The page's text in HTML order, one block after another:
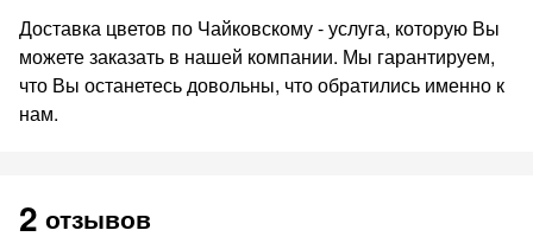
Доставка цветов по Чайковскому - услуга, которую Вы
можете заказать в нашей компании. Мы гарантируем,
что Вы останетесь довольны, что обратились именно к
нам.
2 отзывов